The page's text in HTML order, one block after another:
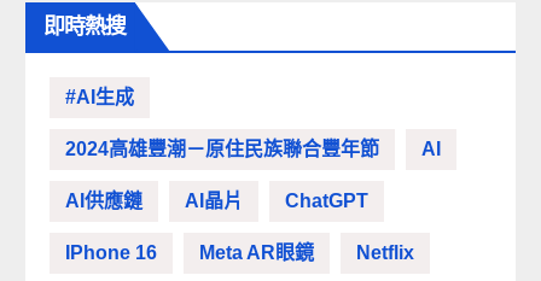
即時熱搜
#AI生成
2024高雄豐潮－原住民族聯合豐年節 AI
AI供應鏈 AI晶片 ChatGPT
IPhone 16 Meta AR眼鏡 Netflix